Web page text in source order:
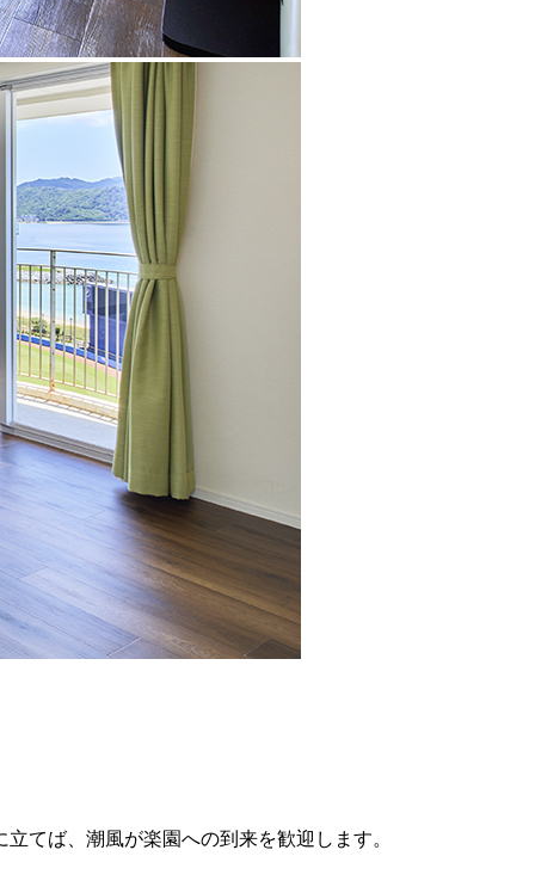
てば、潮風が楽園への到来を歓迎します。